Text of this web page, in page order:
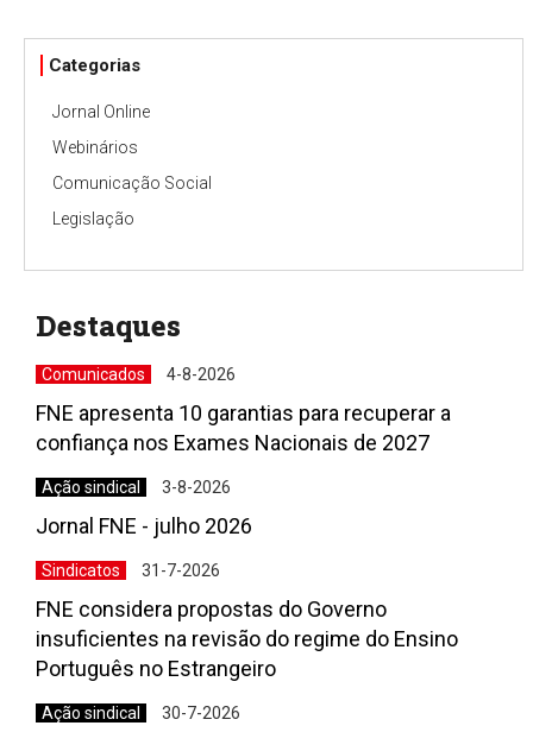
Categorias
Jornal Online
Webinários
Comunicação Social
Legislação
Destaques
Comunicados 4-8-2026
FNE apresenta 10 garantias para recuperar a
confiança nos Exames Nacionais de 2027
Ação sindical 3-8-2026
Jornal FNE - julho 2026
Sindicatos 31-7-2026
FNE considera propostas do Governo
insuficientes na revisão do regime do Ensino
Português no Estrangeiro
Ação sindical 30-7-2026